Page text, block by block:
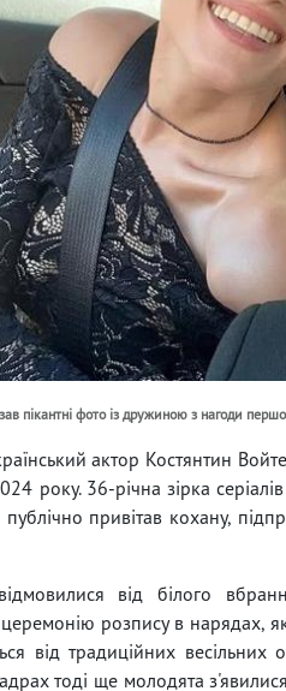
пікантні фото із дружиною з нагоди
актор Костянтин
року. 36-річна зірка
привітав кохану,
від білого
розпису в нарядах,
від традиційних весільних
тоді ще молодята